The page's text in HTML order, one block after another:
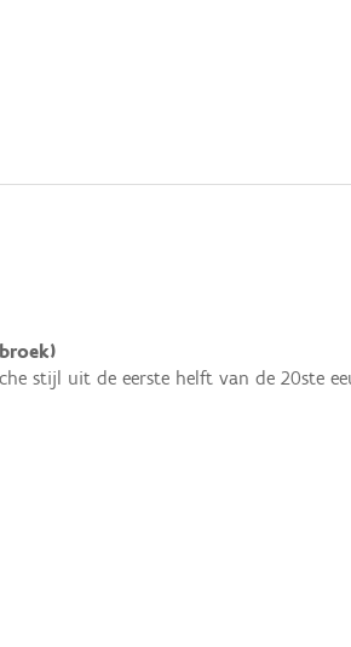
stijl uit de eerste helft van de 20ste